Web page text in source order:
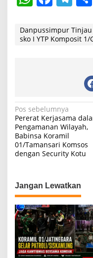
at
s
c
e
k
e
gr
m
Danpussimpur
sko I YTP Komposit
N
a
v
i
a
s
i
p
o
s
Pos sebelumnya
Pererat Kerjasama
Pengamanan Wilayah,
Babinsa Koramil
01/Tamansari Komsos
dengan Security Kotu
Jangan Lewatkan